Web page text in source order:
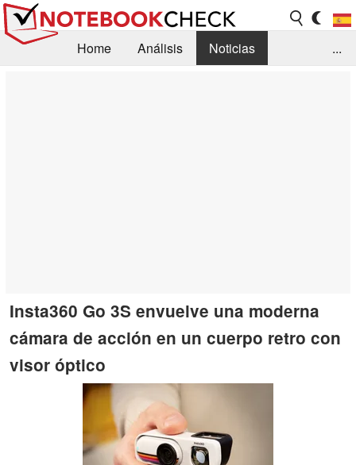
Home Análisis
Noticias
...
Insta360 Go 3S envuelve una moderna
cámara de acción en un cuerpo retro con
visor óptico